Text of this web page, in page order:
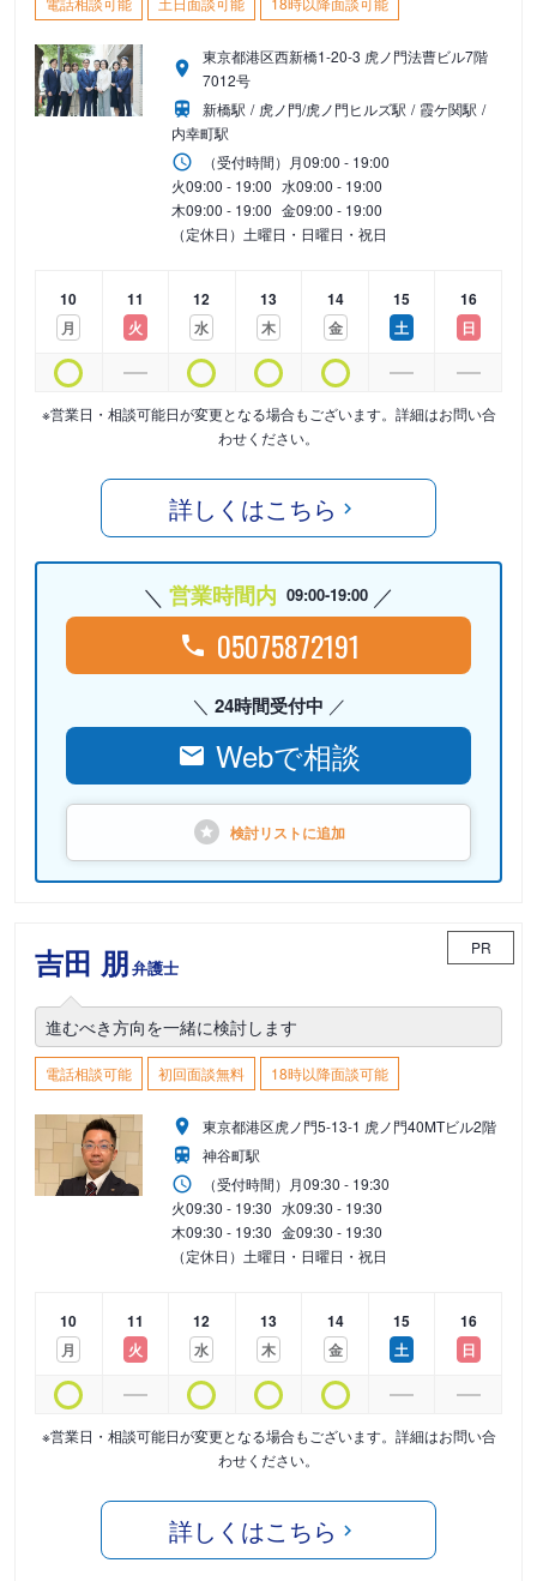
東京都港区西新橋1-20-3 虎ノ門法曹ビル7階
7012号
新橋駅
虎ノ門/虎ノ門ヒルズ駅
霞ケ関駅
内幸町駅
（受付時間） 月09:00 - 19:00
火09:00 - 19:00 水09:00 - 19:00
木09:00 - 19:00 金09:00 - 19:00
（定休日）土曜日・日曜日・祝日
10
月
11
火
12
水
13
木
14
金
15
土
16
日
※営業日・相談可能日が変更となる場合もございます。詳細はお問い合
わせください。
詳しくはこちら
営業時間内 09:00-19:00
05075872191
24時間受付中
Webで相談
検討リストに追加
吉田 朋弁護士
PR
進むべき方向を一緒に検討します
電話相談可能 初回面談無料 18時以降面談可能
東京都港区虎ノ門5-13-1 虎ノ門40MTビル2階
神谷町駅
（受付時間） 月09:30 - 19:30
火09:30 - 19:30 水09:30 - 19:30
木09:30 - 19:30 金09:30 - 19:30
（定休日）土曜日・日曜日・祝日
10
月
11
火
12
水
13
木
14
金
15
土
16
日
※営業日・相談可能日が変更となる場合もございます。詳細はお問い合
わせください。
詳しくはこちら